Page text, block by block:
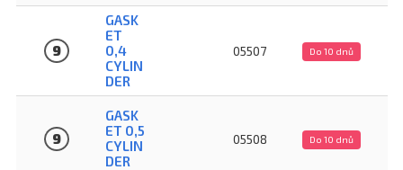
9
GASK
ET
0,4
CYLIN
DER
05507 Do 10 dnů
9
GASK
ET 0,5
CYLIN
DER
05508 Do 10 dnů